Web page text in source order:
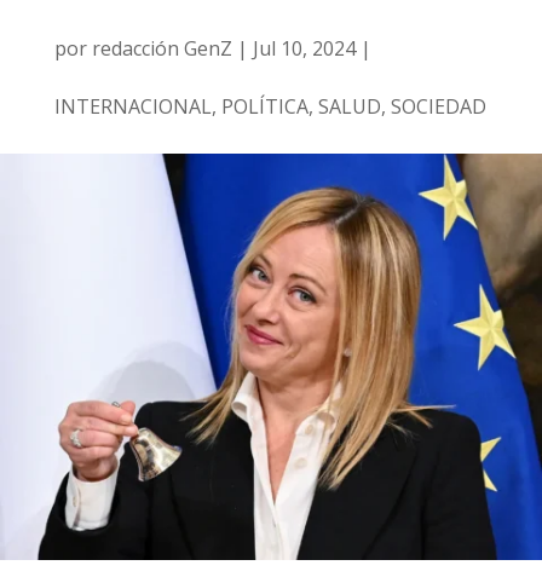
por redacción GenZ | Jul 10, 2024|
INTERNACIONAL, POLÍTICA, SALUD, SOCIEDAD